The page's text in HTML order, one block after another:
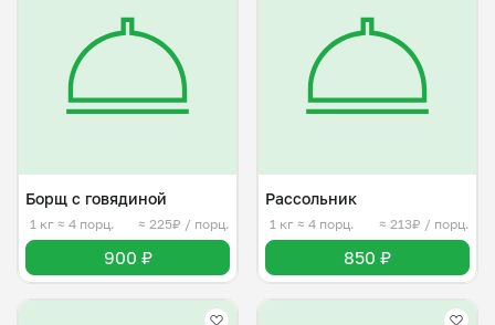
Борщ c говядиной
1 кг ≈ 4 порц. ≈ 225₽ / порц.
900 ₽
Рассольник
1 кг ≈ 4 порц. ≈ 213₽ / порц.
850 ₽